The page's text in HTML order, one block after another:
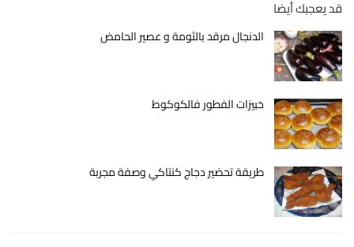
قد يعجبك أيضا
الدنجال مرقد بالثومة و عصير الحامض
خبيزات الفطور فالكوكوط
طريقة تحضير دجاج كنتاكي وصفة مجربة